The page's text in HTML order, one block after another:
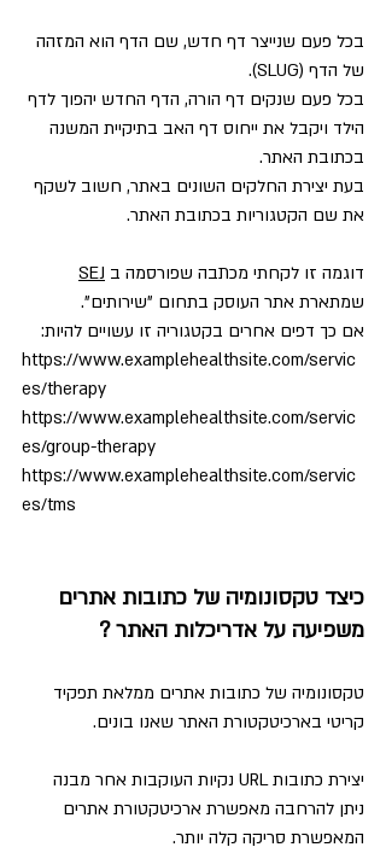
בכל פעם שנייצר דף חדש, שם הדף הוא המזהה
של הדף (SLUG).
בכל פעם שנקים דף הורה, הדף החדש יהפוך לדף
הילד ויקבל את ייחוס דף האב בתיקיית המשנה
בכתובת האתר.
בעת יצירת החלקים השונים באתר, חשוב לשקף
את שם הקטגוריות בכתובת האתר.
דוגמה זו לקחתי מכתבה שפורסמה ב SEJ
שמתארת אתר העוסק בתחום "שירותים".
אם כך דפים אחרים בקטגוריה זו עשויים להיות:
https://www.examplehealthsite.com/servic
es/therapy
https://www.examplehealthsite.com/servic
es/group-therapy
https://www.examplehealthsite.com/servic
es/tms
כיצד טקסונומיה של כתובות אתרים
משפיעה על אדריכלות האתר ?
טקסונומיה של כתובות אתרים ממלאת תפקיד
קריטי בארכיטקטורת האתר שאנו בונים.
יצירת כתובות URL נקיות העוקבות אחר מבנה
ניתן להרחבה מאפשרת ארכיטקטורת אתרים
המאפשרת סריקה קלה יותר.